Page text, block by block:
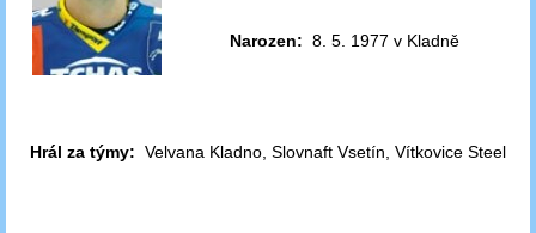
Narozen: 8. 5. 1977 v Kladně
Hrál za týmy: Velvana Kladno, Slovnaft Vsetín, Vítkovice Steel